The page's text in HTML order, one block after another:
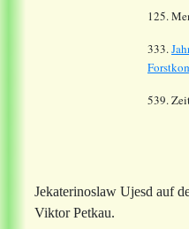
125.
333.
539.
Jekaterinoslaw Ujesd auf
Viktor Petkau.